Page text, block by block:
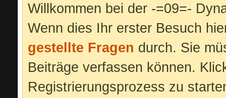
Willkommen bei der -=09=-
Wenn dies Ihr erster Besuch
gestellte Fragen durch. Sie
Beiträge verfassen können.
Registrierungsprozess zu